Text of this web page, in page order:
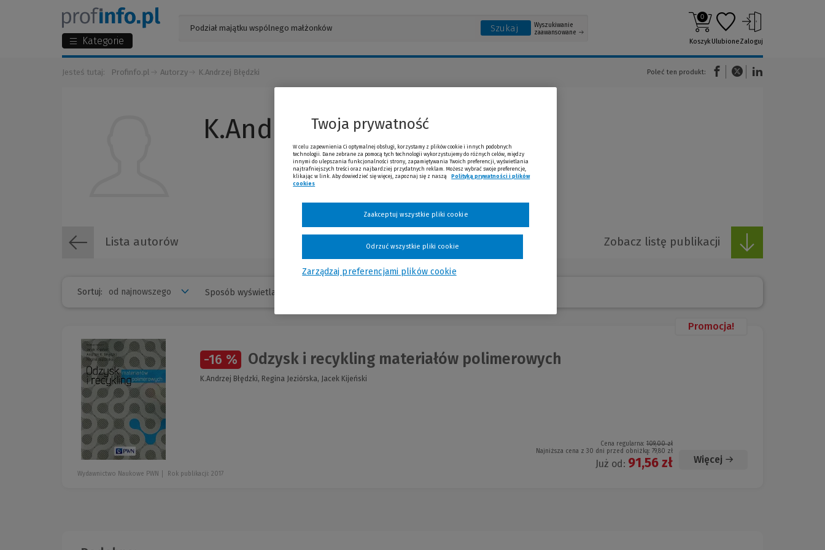
Kategorie
Szukaj
Wyszukiwanie
zaawansowane
0
KoszykUlubioneZaloguj
Jesteś tutaj: Profinfo.pl Autorzy K.Andrzej Błędzki Poleć ten produkt:
(Nowe okno)(Link do innej strony)
K.Andrzej Błędzki
Lista autorów Zobacz listę publikacji
Sortuj: Sposób wyświetlania
Promocja!
-16 % Odzysk i recykling materiałów polimerowych
K.Andrzej Błędzki, Regina Jeziórska, Jacek Kijeński
Cena regularna: 109,00 zł
Najniższa cena z 30 dni przed obniżką: 79,80 zł
Już od: 91,56 zł Więcej
Wydawnictwo Naukowe PWN Rok publikacji: 2017
Twoja prywatność
W celu zapewnienia Ci optymalnej obsługi, korzystamy z plików cookie i innych podobnych
technologii. Dane zebrane za pomocą tych technologii wykorzystujemy do różnych celów, między
innymi do ulepszania funkcjonalności strony, zapamiętywania Twoich preferencji, wyświetlania
najtrafniejszych treści oraz najbardziej przydatnych reklam. Możesz wybrać swoje preferencje,
klikając w link. Aby dowiedzieć się więcej, zapoznaj się z naszą
Polityką prywatności i plików
cookies
Zarządzaj preferencjami plików cookie
Odrzuć wszystkie pliki cookie
Zaakceptuj wszystkie pliki cookie